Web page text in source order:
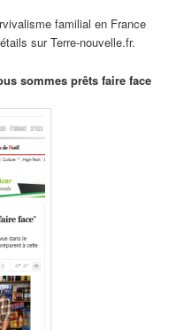
familial en France
sur Terre-nouvelle.fr.
sommes prêts faire face